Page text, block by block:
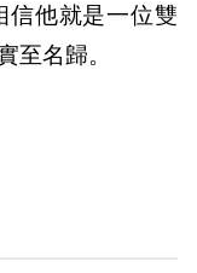
信他就是一位雙
至名歸。